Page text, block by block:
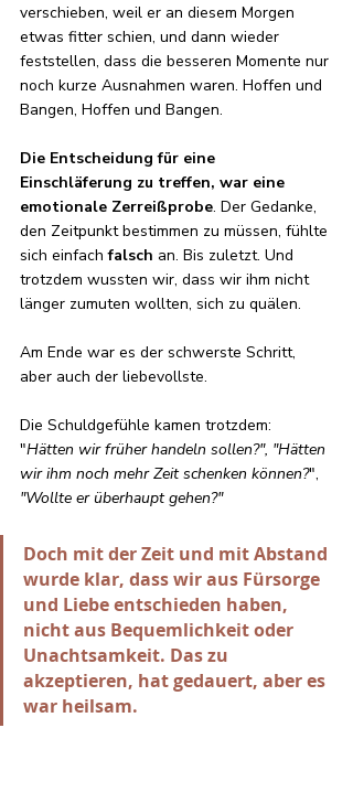
verschieben, weil er an diesem Morgen
etwas fitter schien, und dann wieder
feststellen, dass die besseren Momente nur
noch kurze Ausnahmen waren. Hoffen und
Bangen, Hoffen und Bangen.
Die Entscheidung für eine
Einschläferung zu treffen, war eine
emotionale Zerreißprobe. Der Gedanke,
den Zeitpunkt bestimmen zu müssen, fühlte
sich einfach falsch an. Bis zuletzt. Und
trotzdem wussten wir, dass wir ihm nicht
länger zumuten wollten, sich zu quälen.
Am Ende war es der schwerste Schritt,
aber auch der liebevollste.
Die Schuldgefühle kamen trotzdem:
"Hätten wir früher handeln sollen?", "Hätten
wir ihm noch mehr Zeit schenken können?",
"Wollte er überhaupt gehen?"
Doch mit der Zeit und mit Abstand
wurde klar, dass wir aus Fürsorge
und Liebe entschieden haben,
nicht aus Bequemlichkeit oder
Unachtsamkeit. Das zu
akzeptieren, hat gedauert, aber es
war heilsam.